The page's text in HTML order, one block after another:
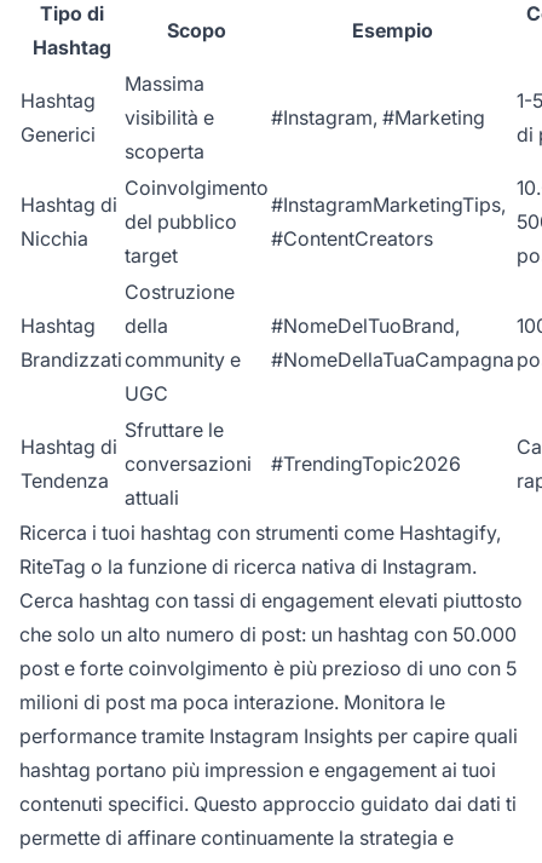
Tipo di
Hashtag
Scopo Esempio
Hashtag
Generici
Massima
visibilità e
scoperta
#Instagram, #Marketing
1-
di
Hashtag di
Nicchia
Coinvolgimento
del pubblico
target
#InstagramMarketingTips,
#ContentCreators
Hashtag
Brandizzati
Costruzione
della
community e
UGC
#NomeDelTuoBrand,
#NomeDellaTuaCampagna
Hashtag di
Tendenza
Sfruttare le
conversazioni
attuali
#TrendingTopic2026
Ricerca i tuoi hashtag con strumenti come Hashtagify,
RiteTag o la funzione di ricerca nativa di Instagram.
Cerca hashtag con tassi di engagement elevati piuttosto
che solo un alto numero di post: un hashtag con 50.000
post e forte coinvolgimento è più prezioso di uno con 5
milioni di post ma poca interazione. Monitora le
performance tramite Instagram Insights per capire quali
hashtag portano più impression e engagement ai tuoi
contenuti specifici. Questo approccio guidato dai dati ti
permette di affinare continuamente la strategia e